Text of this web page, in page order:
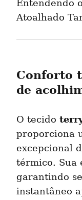
Entendendo
Atoalhado
Conforto
de
O tecido
proporciona
excepcional
térmico. Sua
garantindo
instantâneo